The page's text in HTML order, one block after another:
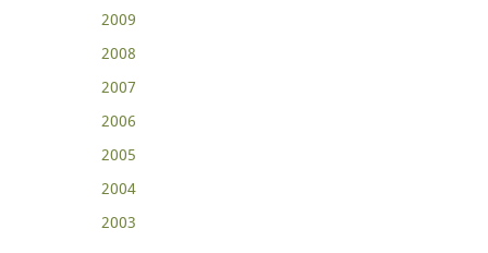
2009
2008
2007
2006
2005
2004
2003